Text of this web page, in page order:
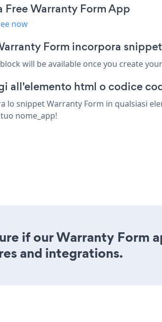
Free Warranty Form App
now
Form incorpora
will be available once you create
all'elemento html o codice
lo snippet Warranty Form in qualsiasi
nome_app!
if our Warranty Form
and integrations.